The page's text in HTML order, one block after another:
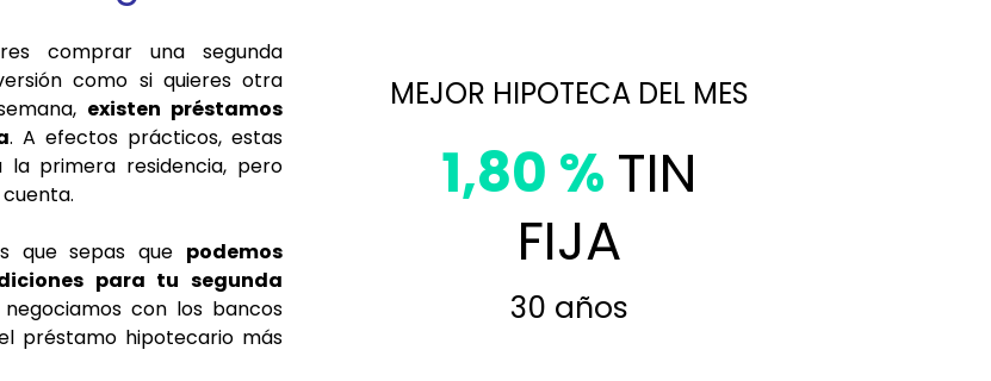
comprar una segunda
como si quieres otra
existen préstamos
. A efectos prácticos, estas
la primera residencia, pero
que sepas que podemos
para tu segunda
con los bancos
préstamo hipotecario más
MEJOR HIPOTECA DEL MES
1,80 % TIN
FIJA
30 años